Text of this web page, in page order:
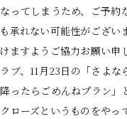
ってしまうため、ご予約
承れない可能性がござい
ますようご協力お願い申
ブ、11月23日の「さよな
ったらごめんねプラン」
ローズというものをやっ